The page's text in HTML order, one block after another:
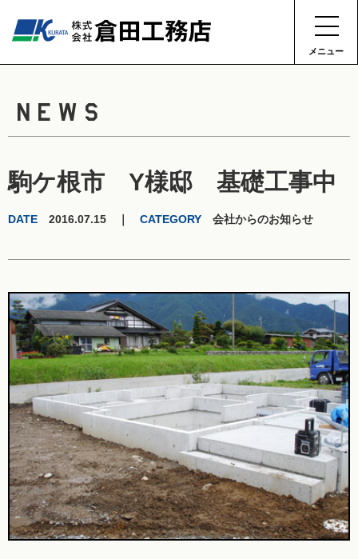
メニュー
NEWS
駒ケ根市 Y様邸 基礎工事中
DATE 2016.07.15 ｜ CATEGORY 会社からのお知らせ